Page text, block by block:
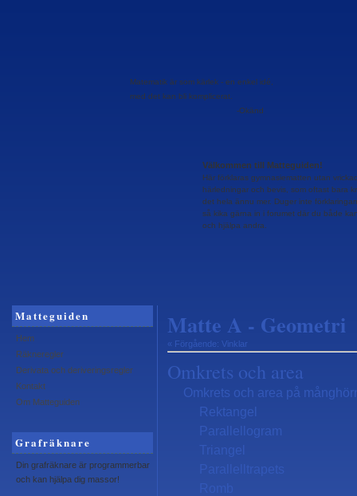
Matematik är som kärlek - en enkel idé,
med det kan bli komplicerat.
-Okänd
Välkommen till Matteguiden!
Här förklaras gymnasiematten utan
härledningar och bevis, som oftast bara
det hela ännu mer. Duger inte
så kika gärna in i forumet där du både
och hjälpa andra.
Matte A - Geometri
« Förgående: Vinklar
Omkrets och area
Omkrets och area på
Rektangel
Parallellogram
Triangel
Parallelltrapets
Romb
Matteguiden
Hem
Räkneregler
Derivata och deriveringsregler
Kontakt
Om Matteguiden
Grafräknare
Din grafräknare är programmerbar
och kan hjälpa dig massor!